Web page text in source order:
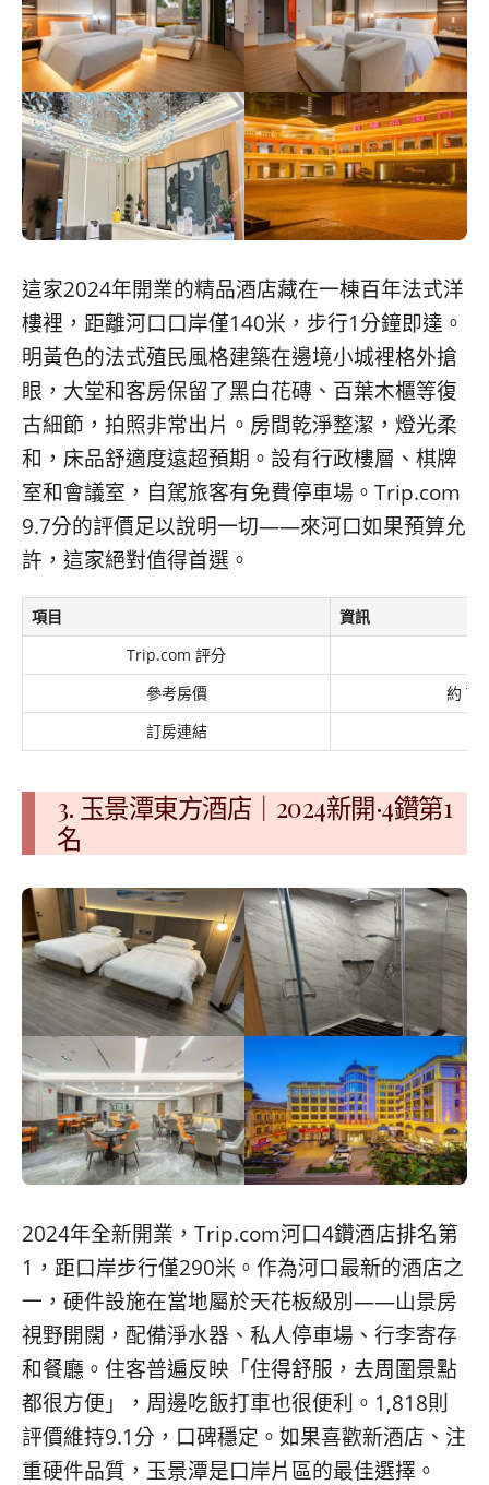
這家2024年開業的精品酒店藏在一棟百年法式洋
樓裡，距離河口口岸僅140米，步行1分鐘即達。
明黃色的法式殖民風格建築在邊境小城裡格外搶
眼，大堂和客房保留了黑白花磚、百葉木櫃等復
古細節，拍照非常出片。房間乾淨整潔，燈光柔
和，床品舒適度遠超預期。設有行政樓層、棋牌
室和會議室，自駕旅客有免費停車場。Trip.com
9.7分的評價足以說明一切——來河口如果預算允
許，這家絕對值得首選。
項目
資訊
Trip.com 評分
參考房價
約
訂房連結
3. 玉景潭東方酒店｜2024新開·4鑽第1
名
2024年全新開業，Trip.com河口4鑽酒店排名第
1，距口岸步行僅290米。作為河口最新的酒店之
一，硬件設施在當地屬於天花板級別——山景房
視野開闊，配備淨水器、私人停車場、行李寄存
和餐廳。住客普遍反映「住得舒服，去周圍景點
都很方便」，周邊吃飯打車也很便利。1,818則
評價維持9.1分，口碑穩定。如果喜歡新酒店、注
重硬件品質，玉景潭是口岸片區的最佳選擇。